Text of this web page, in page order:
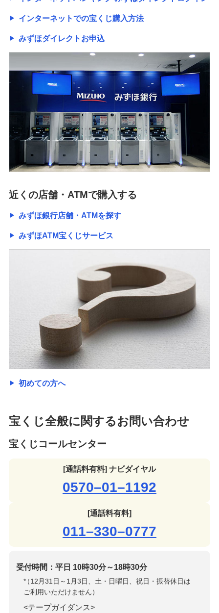
インターネットでの宝くじ購入方法
みずほダイレクトお申込
近くの店舗・ATMで購入する
みずほ銀行店舗・ATMを探す
みずほATM宝くじサービス
初めての方へ
宝くじ全般に関するお問い合わせ
宝くじコールセンター
[通話料有料] ナビダイヤル
0570–01–1192
[通話料有料]
011–330–0777
受付時間：平日 10時30分～18時30分
*
（12月31日～1月3日、土・日曜日、祝日・振替休日は
ご利用いただけません）
<テープガイダンス>